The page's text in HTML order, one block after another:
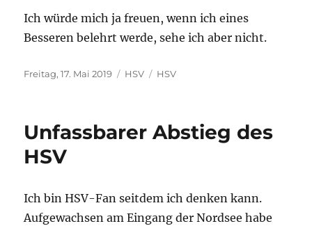
Ich würde mich ja freuen, wenn ich eines
Besseren belehrt werde, sehe ich aber nicht.
Veröffentlicht
Freitag, 17. Mai 2019 Kategorien
HSV Schlagwörter
HSV
Unfassbarer Abstieg des
HSV
Ich bin HSV-Fan seitdem ich denken kann.
Aufgewachsen am Eingang der Nordsee habe